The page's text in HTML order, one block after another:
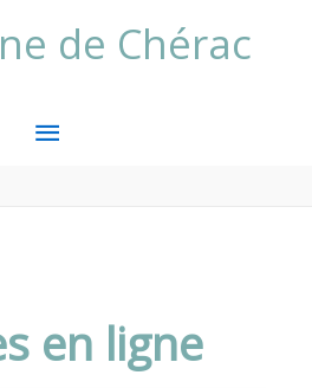
de Chérac
MENU
en ligne